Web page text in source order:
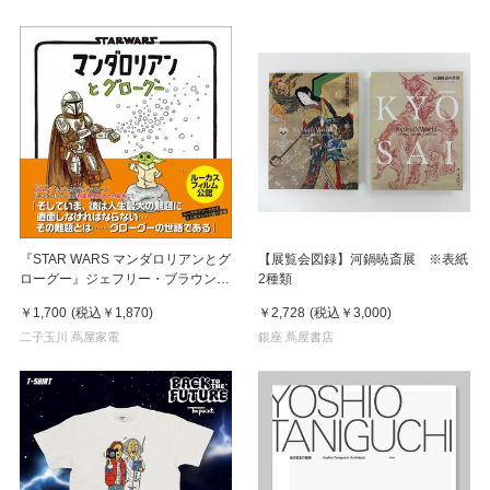
『STAR WARS マンダロリアンとグ
ローグー』ジェフリー・ブラウン
出版
￥1,700 (税込 ￥1,870)
二子玉川 蔦屋家電
【展覧会図録】河鍋暁斎展 ※表紙
2種類
￥2,728 (税込 ￥3,000)
銀座 蔦屋書店